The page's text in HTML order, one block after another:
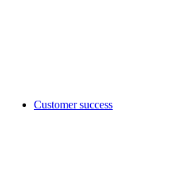
Customer success